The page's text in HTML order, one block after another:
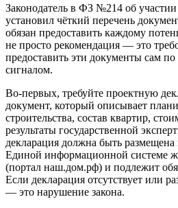
Законодатель в ФЗ №214 об участии
установил чёткий перечень
обязан предоставить каждому
не просто рекомендация — это
предоставить эти документы сам
сигналом.
Во-первых, требуйте проектную
документ, который описывает
строительства, состав квартир,
результаты государственной
декларация должна быть размещена
Единой информационной системе
(портал наш.дом.рф) и подлежит
Если декларация отсутствует или
— это нарушение закона.